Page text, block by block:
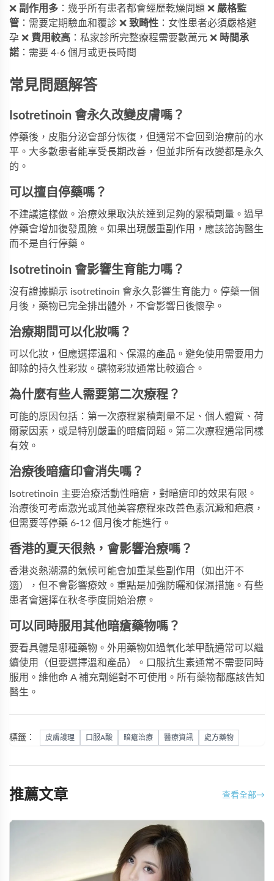
❌ 副作用多 ：幾乎所有患者都會經歷乾燥問題 ❌ 嚴格監
管 ：需要定期驗血和覆診 ❌ 致畸性 ：女性患者必須嚴格避
孕 ❌ 費用較高 ：私家診所完整療程需要數萬元 ❌ 時間承
諾 ：需要 4-6 個月或更長時間
常見問題解答
Isotretinoin 會永久改變皮膚嗎？
停藥後，皮脂分泌會部分恢復，但通常不會回到治療前的水
平。大多數患者能享受長期改善，但並非所有改變都是永久
的。
可以擅自停藥嗎？
不建議這樣做。治療效果取決於達到足夠的累積劑量。過早
停藥會增加復發風險。如果出現嚴重副作用，應該諮詢醫生
而不是自行停藥。
Isotretinoin 會影響生育能力嗎？
沒有證據顯示 isotretinoin 會永久影響生育能力。停藥一個
月後，藥物已完全排出體外，不會影響日後懷孕。
治療期間可以化妝嗎？
可以化妝，但應選擇溫和、保濕的產品。避免使用需要用力
卸除的持久性彩妝。礦物彩妝通常比較適合。
為什麼有些人需要第二次療程？
可能的原因包括：第一次療程累積劑量不足、個人體質、荷
爾蒙因素，或是特別嚴重的暗瘡問題。第二次療程通常同樣
有效。
治療後暗瘡印會消失嗎？
Isotretinoin 主要治療活動性暗瘡，對暗瘡印的效果有限。
治療後可考慮激光或其他美容療程來改善色素沉澱和疤痕，
但需要等停藥 6-12 個月後才能進行。
香港的夏天很熱，會影響治療嗎？
香港炎熱潮濕的氣候可能會加重某些副作用（如出汗不
適），但不會影響療效。重點是加強防曬和保濕措施。有些
患者會選擇在秋冬季度開始治療。
可以同時服用其他暗瘡藥物嗎？
要看具體是哪種藥物。外用藥物如過氧化苯甲酰通常可以繼
續使用（但要選擇溫和產品）。口服抗生素通常不需要同時
服用。維他命 A 補充劑絕對不可使用。所有藥物都應該告知
醫生。
標籤： 皮膚護理 口服A酸 暗瘡治療 醫療資訊 處方藥物
推薦文章 查看全部→